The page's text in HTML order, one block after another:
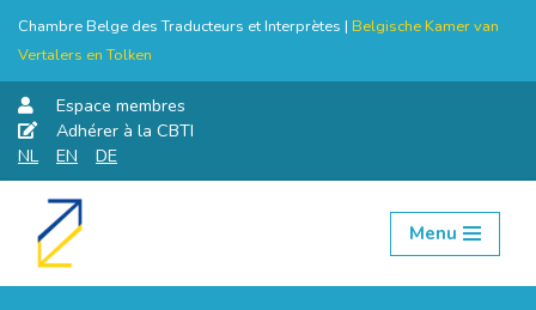
Chambre Belge des Traducteurs et Interprètes | Belgische Kamer van
Vertalers en Tolken
Espace membres
Adhérer à la CBTI
NL
EN DE
Aller
Menu